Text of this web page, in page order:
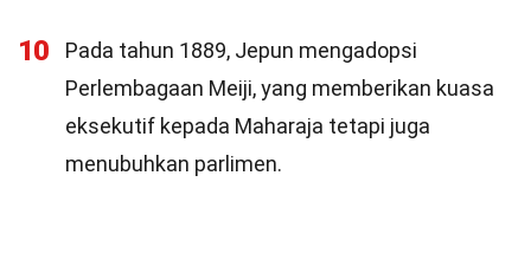
10
Pada tahun 1889, Jepun mengadopsi
Perlembagaan Meiji, yang memberikan kuasa
eksekutif kepada Maharaja tetapi juga
menubuhkan parlimen.